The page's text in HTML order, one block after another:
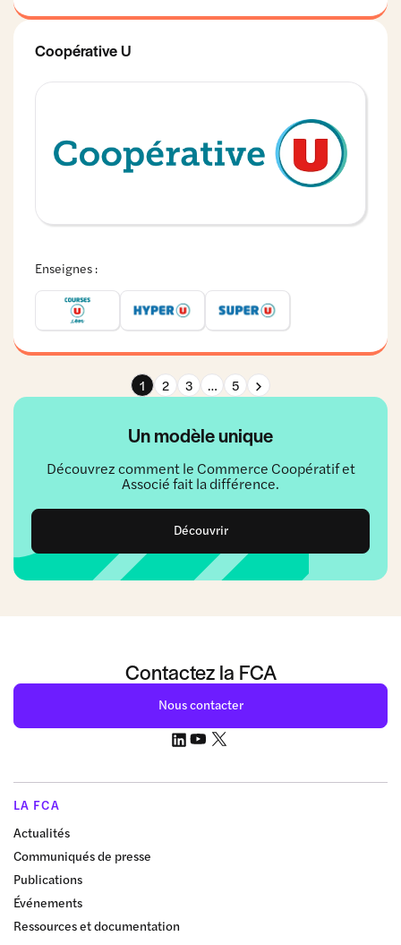
Un modèle unique
Découvrez comment le Commerce Coopératif et
Associé fait la différence.
Découvrir
Coopérative U
Enseignes :
1 2 3 … 5
Page suivante
Contactez la FCA
Nous contacter
LA FCA
Actualités
Communiqués de presse
Publications
Événements
Ressources et documentation